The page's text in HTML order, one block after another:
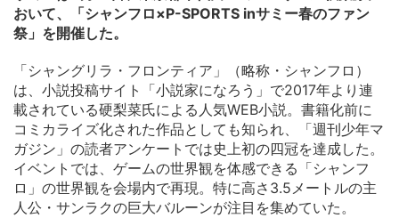
おいて、「シャンフロ×P-SPORTS inサミー春のファン
祭」を開催した。
「シャングリラ・フロンティア」（略称・シャンフロ）
は、小説投稿サイト「小説家になろう」で2017年より連
載されている硬梨菜氏による人気WEB小説。書籍化前に
コミカライズ化された作品としても知られ、「週刊少年マ
ガジン」の読者アンケートでは史上初の四冠を達成した。
イベントでは、ゲームの世界観を体感できる「シャンフ
ロ」の世界観を会場内で再現。特に高さ3.5メートルの主
人公・サンラクの巨大バルーンが注目を集めていた。